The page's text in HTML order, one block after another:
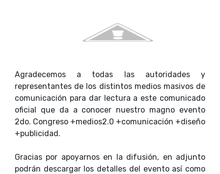
Agradecemos a todas las autoridades y
representantes de los distintos medios masivos de
comunicación para dar lectura a este comunicado
oficial que da a conocer nuestro magno evento
2do. Congreso +medios2.0 +comunicación +diseño
+publicidad.
Gracias por apoyarnos en la difusión, en adjunto
podrán descargar los detalles del evento así como